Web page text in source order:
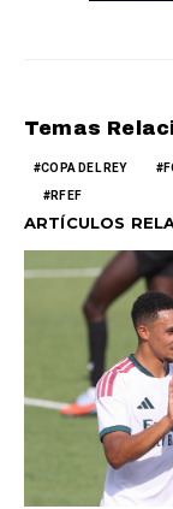
Temas
COPA DEL REY
RFEF
ARTÍCULOS